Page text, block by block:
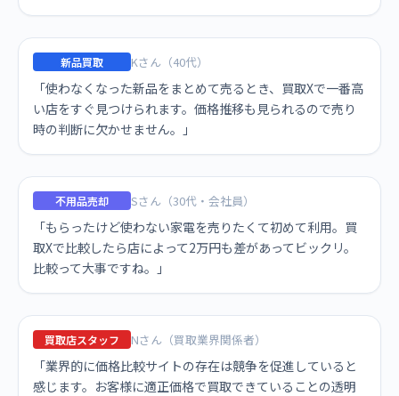
新品買取 Kさん（40代）
「使わなくなった新品をまとめて売るとき、買取Xで一番高
い店をすぐ見つけられます。価格推移も見られるので売り
時の判断に欠かせません。」
不用品売却 Sさん（30代・会社員）
「もらったけど使わない家電を売りたくて初めて利用。買
取Xで比較したら店によって2万円も差があってビックリ。
比較って大事ですね。」
買取店スタッフ Nさん（買取業界関係者）
「業界的に価格比較サイトの存在は競争を促進していると
感じます。お客様に適正価格で買取できていることの透明